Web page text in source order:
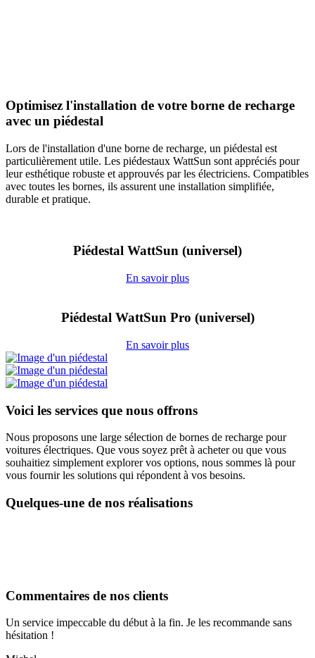
Optimisez l'installation de votre borne de recharge
avec un piédestal
Lors de l'installation d'une borne de recharge, un piédestal est
particulièrement utile. Les piédestaux WattSun sont appréciés pour
leur esthétique robuste et approuvés par les électriciens. Compatibles
avec toutes les bornes, ils assurent une installation simplifiée,
durable et pratique.
Piédestal WattSun (universel)
En savoir plus
Piédestal WattSun Pro (universel)
En savoir plus
Voici les services que nous offrons
Nous proposons une large sélection de bornes de recharge pour
voitures électriques. Que vous soyez prêt à acheter ou que vous
souhaitiez simplement explorer vos options, nous sommes là pour
vous fournir les solutions qui répondent à vos besoins.
Quelques-une de nos réalisations
Commentaires de nos clients
Un service impeccable du début à la fin. Je les recommande sans
hésitation !